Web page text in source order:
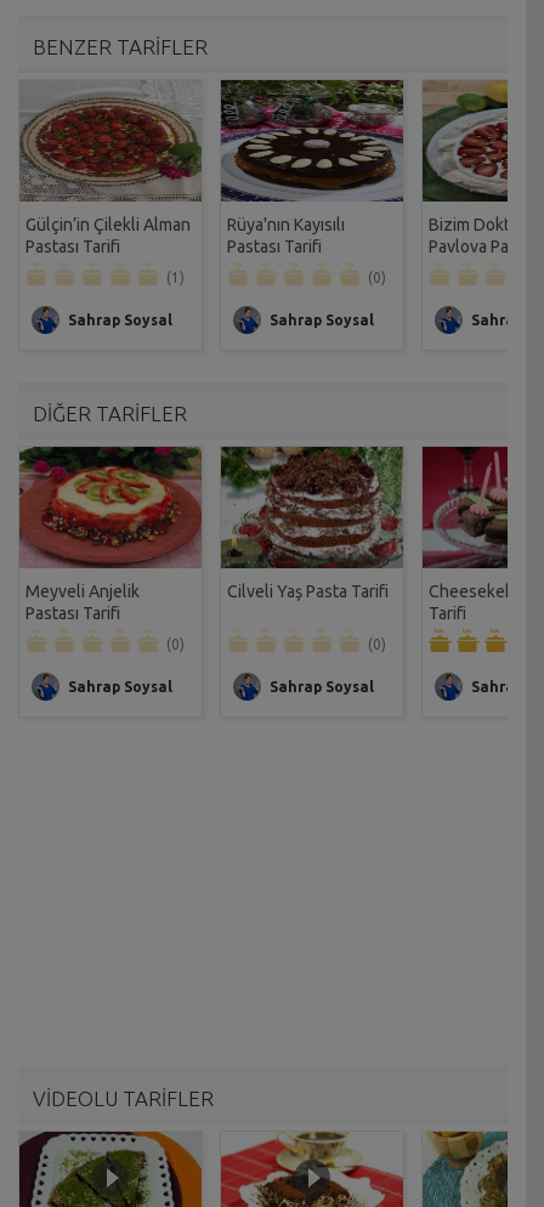
BENZER TARİFLER
Gülçin’in Çilekli Alman
Pastası Tarifi
(1)
Sahrap Soysal
Rüya'nın Kayısılı
Pastası Tarifi
(0)
Sahrap Soysal
Bizim Doktorun
Pavlova
Sahrap
DİĞER TARİFLER
Meyveli Anjelik
Pastası Tarifi
(0)
Sahrap Soysal
Cilveli Yaş Pasta Tarifi
(0)
Sahrap Soysal
Cheesekekli
Tarifi
Sahrap
VİDEOLU TARİFLER